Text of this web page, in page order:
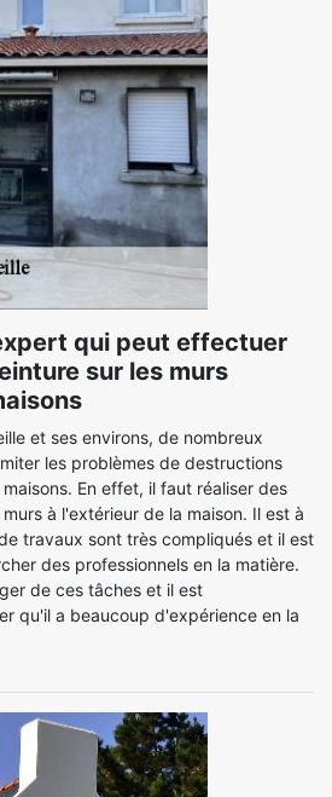
qui peut effectuer
sur les murs
et ses environs, de nombreux
les problèmes de destructions
En effet, il faut réaliser des
à l'extérieur de la maison. Il est à
travaux sont très compliqués et il est
des professionnels en la matière.
de ces tâches et il est
qu'il a beaucoup d'expérience en la